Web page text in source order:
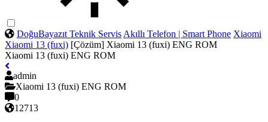
DoğuBayazıt Teknik Servis Akıllı Telefon | Smart Phone Xiaomi
Xiaomi 13 (fuxi) [Çözüm] Xiaomi 13 (fuxi) ENG ROM
Xiaomi 13 (fuxi) ENG ROM
admin
Xiaomi 13 (fuxi) ENG ROM
0
12713